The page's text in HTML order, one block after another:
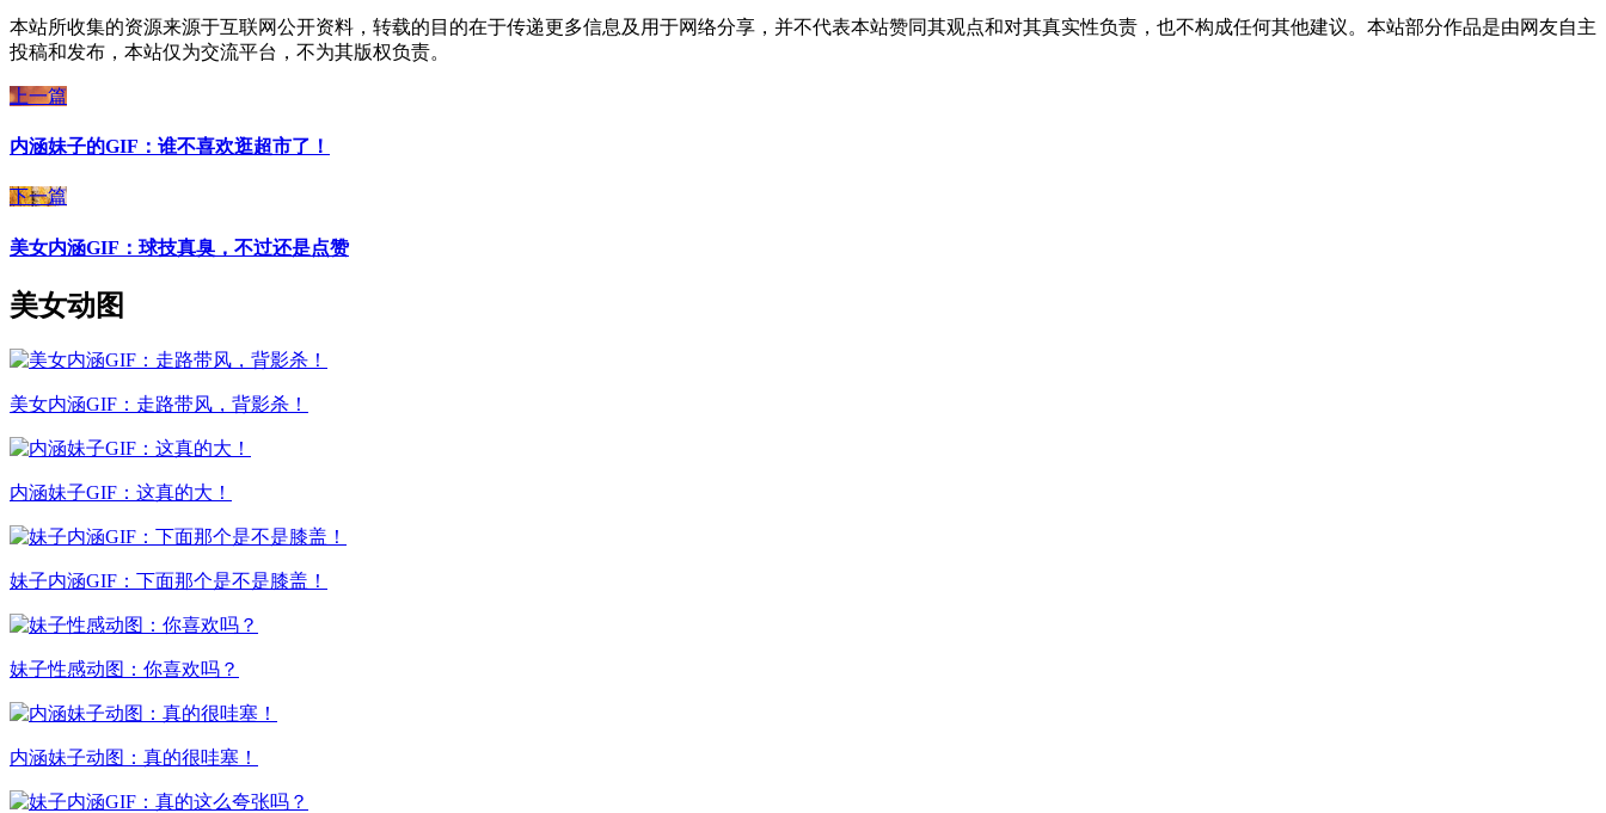
本站所收集的资源来源于互联网公开资料，转载的目的在于传递更多信息及用于网络分享，并不代表本站赞同其观点和对其真实性负责，也不构成任何其他建议。本站部分作品是由网友自主
投稿和发布，本站仅为交流平台，不为其版权负责。
上一篇
内涵妹子的GIF：谁不喜欢逛超市了！
下一篇
美女内涵GIF：球技真臭，不过还是点赞
美女动图
美女内涵GIF：走路带风，背影杀！
内涵妹子GIF：这真的大！
妹子内涵GIF：下面那个是不是膝盖！
妹子性感动图：你喜欢吗？
内涵妹子动图：真的很哇塞！